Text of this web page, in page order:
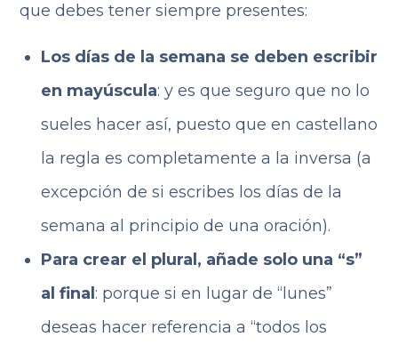
que debes tener siempre presentes:
Los días de la semana se deben escribir
en mayúscula: y es que seguro que no lo
sueles hacer así, puesto que en castellano
la regla es completamente a la inversa (a
excepción de si escribes los días de la
semana al principio de una oración).
Para crear el plural, añade solo una “s”
al final : porque si en lugar de “lunes”
deseas hacer referencia a “todos los